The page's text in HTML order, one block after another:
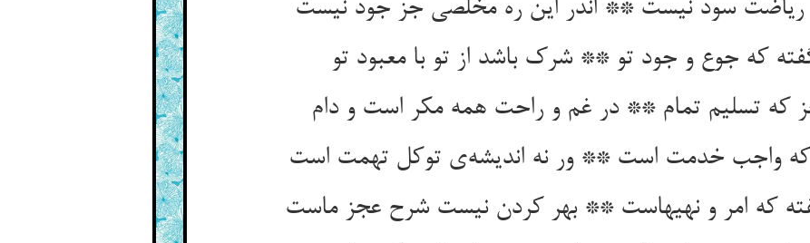
که جوع و جود تو ** شرک باشد از تو با معبود تو